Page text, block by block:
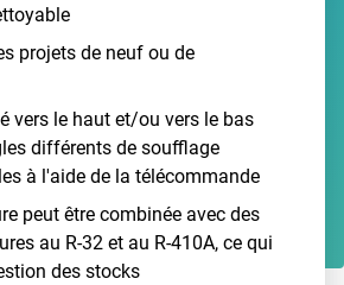
projets de neuf ou de
vers le haut et/ou vers le bas
différents de soufflage
à l'aide de la télécommande
peut être combinée avec des
au R-32 et au R-410A, ce qui
des stocks